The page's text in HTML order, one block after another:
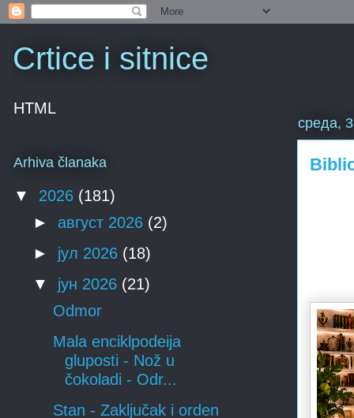
Crtice i sitnice
среда,
HTML
Arhiva članaka
▼ 2026 (181)
► август 2026 (2)
► јул 2026 (18)
▼ јун 2026 (21)
Odmor
Mala enciklpodeija
gluposti - Nož u
čokoladi - Odr...
Stan - Zaključak i orden